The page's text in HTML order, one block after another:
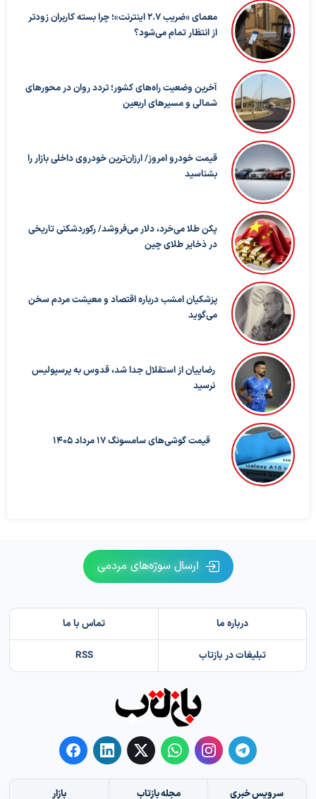
معمای «ضریب ۲.۷ اینترنت»؛ چرا بسته کاربران زودتر
از انتظار تمام می‌شود؟
آخرین وضعیت راه‌های کشور؛ تردد روان در محورهای
شمالی و مسیرهای اربعین
قیمت خودرو امروز/ ارزان‌ترین خودروی داخلی بازار را
بشناسید
پکن طلا می‌خرد، دلار می‌فروشد/ رکوردشکنی تاریخی
در ذخایر طلای چین
پزشکیان امشب درباره اقتصاد و معیشت مردم سخن
می‌گوید
رضاییان از استقلال جدا شد، قدوس به پرسپولیس
نرسید
قیمت گوشی‌های سامسونگ 17 مرداد 1405
ارسال سوژه‌های مردمی
درباره ما تماس با ما
تبلیغات در بازتاب RSS
سرویس خبری مجله بازتاب بازار